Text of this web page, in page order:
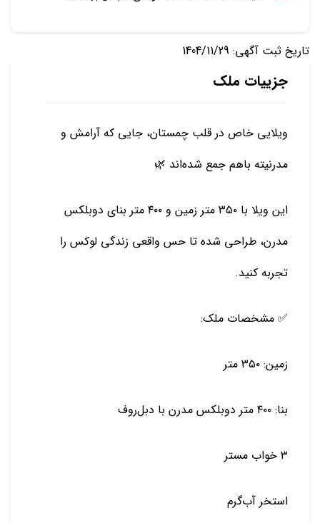
تاریخ ثبت آگهی: 1404/11/29
جزییات ملک
ویلایی خاص در قلب چمستان، جایی که آرامش و
مدرنیته باهم جمع شده‌اند 🌿
این ویلا با ۳۵۰ متر زمین و ۴۰۰ متر بنای دوبلکس
مدرن، طراحی شده تا حس واقعی زندگی لوکس را
تجربه کنید.
✅ مشخصات ملک:
زمین: ۳۵۰ متر
بنا: ۴۰۰ متر دوبلکس مدرن با دبل‌روف
۳ خواب مستر
استخر آب‌گرم